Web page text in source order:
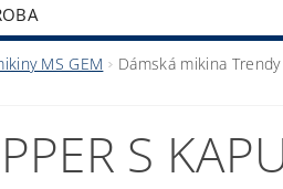
MS GEM
Dámská mikina Trendy
S